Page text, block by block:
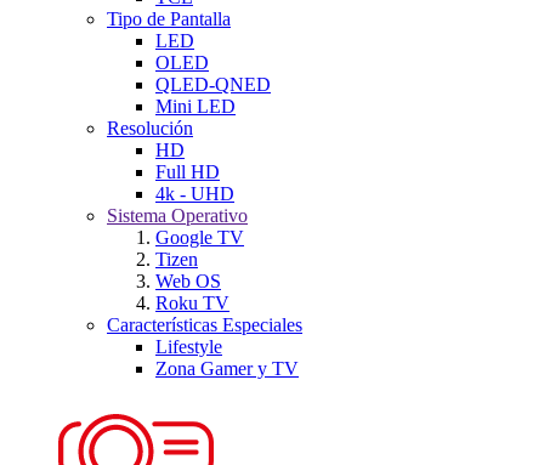
Tipo de Pantalla
LED
OLED
QLED-QNED
Mini LED
Resolución
HD
Full HD
4k - UHD
Sistema Operativo
Google TV
Tizen
Web OS
Roku TV
Características Especiales
Lifestyle
Zona Gamer y TV